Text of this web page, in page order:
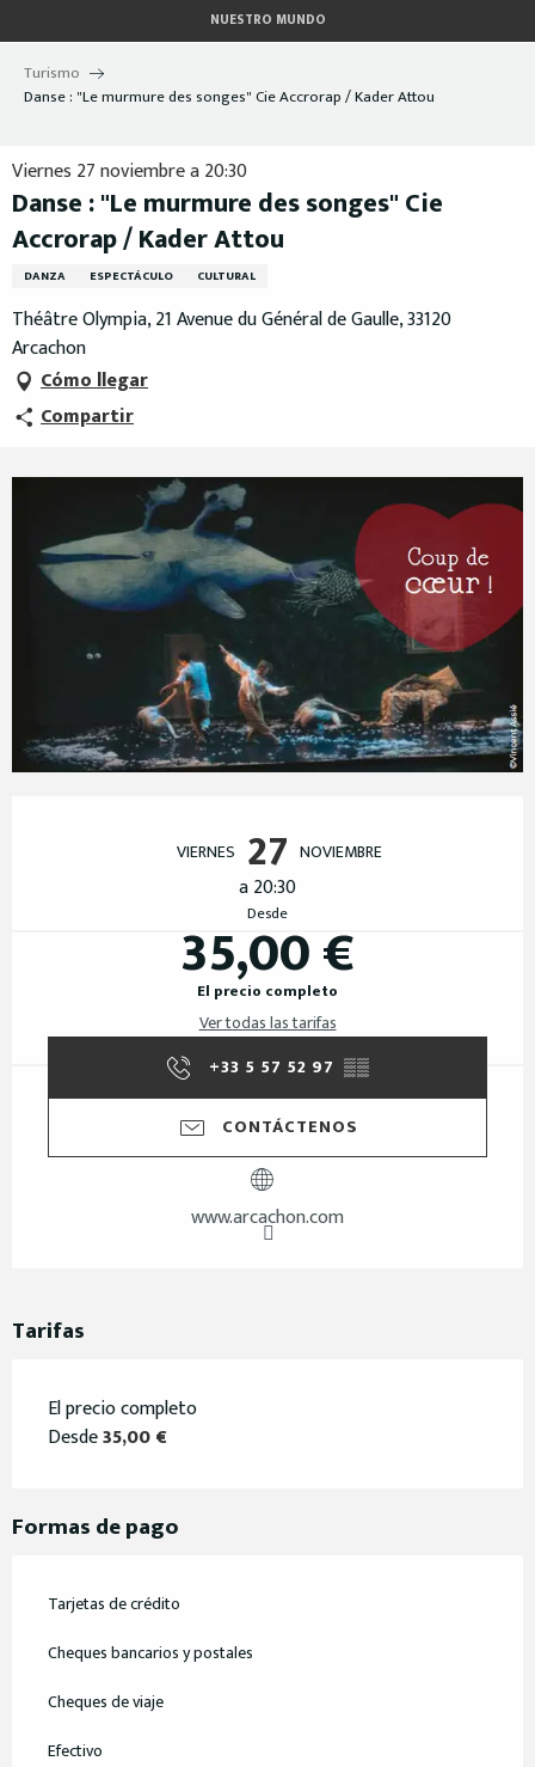
au
contenu
principal
NUESTRO MUNDO
Turismo
Danse : "Le murmure des songes" Cie Accrorap / Kader Attou
Viernes 27 noviembre a 20:30
Danse : "Le murmure des songes" Cie
Accrorap / Kader Attou
DANZA ESPECTÁCULO CULTURAL
Théâtre Olympia, 21 Avenue du Général de Gaulle, 33120
Arcachon
Cómo llegar
Compartir
VIERNES 27 NOVIEMBRE
a 20:30
Desde
35,00 €
El precio completo
Ver todas las tarifas
+33 5 57 52 97 ▒▒
CONTÁCTENOS
www.arcachon.com
Tarifas
El precio completo
Desde35,00 €
Formas de pago
Tarjetas de crédito
Cheques bancarios y postales
Cheques de viaje
Efectivo